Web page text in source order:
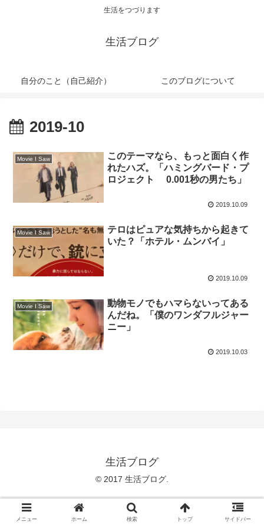
生活をつづります
生活ブログ
自分のこと（自己紹介） このブログについて
2019-10
Movie I Saw
このテーマなら、もっと面白く作
れたハズ。「ハミングバード・プ
ロジェクト 0.001秒の男たち」
2019.10.09
Movie I Saw
テロはピュアな気持ちから起きて
いた？「ホテル・ムンバイ」
2019.10.09
Movie I Saw
動物モノでもハマらないってある
んだね。「僕のワンダフルジャー
ニー」
2019.10.03
生活ブログ
© 2017 生活ブログ.
メニュー ホーム 検索 トップ サイドバー